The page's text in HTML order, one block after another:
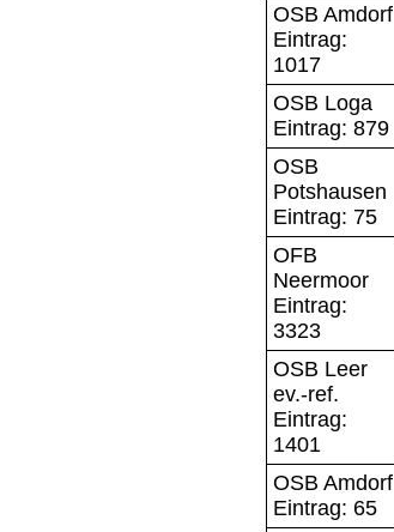
OSB Amdorf
Eintrag:
1017
OSB Loga
Eintrag: 879
OSB
Potshausen
Eintrag: 75
OFB
Neermoor
Eintrag:
3323
OSB Leer
ev.-ref.
Eintrag:
1401
OSB Amdorf
Eintrag: 65